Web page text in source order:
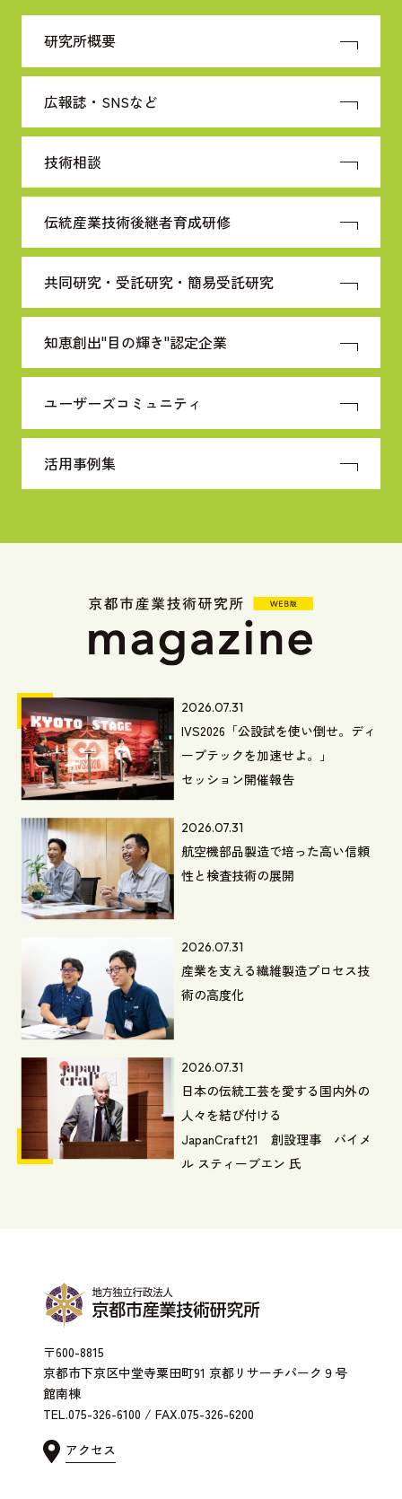
研究所概要
広報誌・SNSなど
技術相談
伝統産業技術後継者育成研修
共同研究・受託研究・ 簡易受託研究
知恵創出"目の輝き"認定企業
ユーザーズコミュニティ
活用事例集
2026.07.31
IVS2026「公設試を使い倒せ。ディ
ープテックを加速せよ。」
セッション開催報告
2026.07.31
航空機部品製造で培った高い信頼
性と検査技術の展開
2026.07.31
産業を支える繊維製造プロセス技
術の高度化
2026.07.31
日本の伝統工芸を愛する国内外の
人々を結び付ける
JapanCraft21 創設理事 バイメ
ル スティーブエン 氏
〒600-8815
京都市下京区中堂寺粟田町91 京都リサーチパーク９号
館南棟
TEL.075-326-6100 / FAX.075-326-6200
アクセス